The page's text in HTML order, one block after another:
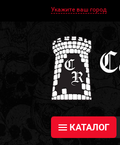
Укажите ваш город
КАТАЛОГ